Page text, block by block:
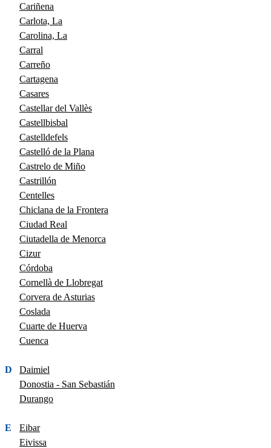
Cariñena
Carlota, La
Carolina, La
Carral
Carreño
Cartagena
Casares
Castellar del Vallès
Castellbisbal
Castelldefels
Castelló de la Plana
Castrelo de Miño
Castrillón
Centelles
Chiclana de la Frontera
Ciudad Real
Ciutadella de Menorca
Cizur
Córdoba
Cornellà de Llobregat
Corvera de Asturias
Coslada
Cuarte de Huerva
Cuenca
D
Daimiel
Donostia - San Sebastián
Durango
E
Eibar
Eivissa